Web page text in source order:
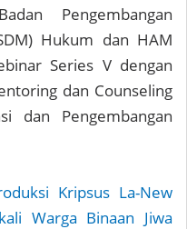
Pengembangan
Hukum dan HAM
Series V dengan
dan Counseling
dan Pengembangan
Kripsus La-New
Warga Binaan Jiwa